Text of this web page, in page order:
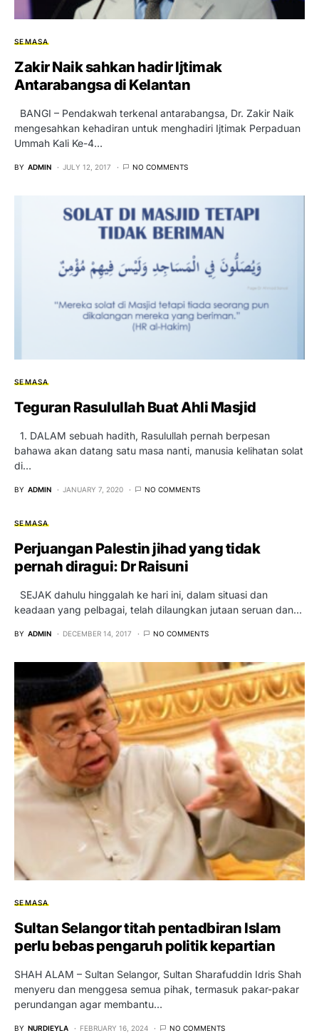
SEMASA
Zakir Naik sahkan hadir Ijtimak
Antarabangsa di Kelantan
BANGI – Pendakwah terkenal antarabangsa, Dr. Zakir Naik
mengesahkan kehadiran untuk menghadiri Ijtimak Perpaduan
Ummah Kali Ke-4…
BY ADMIN JULY 12, 2017 NO COMMENTS
SEMASA
Teguran Rasulullah Buat Ahli Masjid
1. DALAM sebuah hadith, Rasulullah pernah berpesan
bahawa akan datang satu masa nanti, manusia kelihatan solat
di…
BY ADMIN JANUARY 7, 2020 NO COMMENTS
SEMASA
Perjuangan Palestin jihad yang tidak
pernah diragui: Dr Raisuni
SEJAK dahulu hinggalah ke hari ini, dalam situasi dan
keadaan yang pelbagai, telah dilaungkan jutaan seruan dan…
BY ADMIN DECEMBER 14, 2017 NO COMMENTS
SEMASA
Sultan Selangor titah pentadbiran Islam
perlu bebas pengaruh politik kepartian
SHAH ALAM – Sultan Selangor, Sultan Sharafuddin Idris Shah
menyeru dan menggesa semua pihak, termasuk pakar-pakar
perundangan agar membantu…
BY NURDIEYLA FEBRUARY 16, 2024 NO COMMENTS